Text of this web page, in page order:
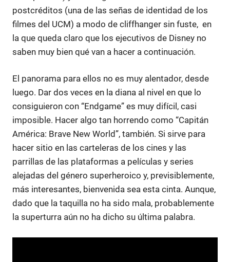
postcréditos (una de las señas de identidad de los
filmes del UCM) a modo de cliffhanger sin fuste, en
la que queda claro que los ejecutivos de Disney no
saben muy bien qué van a hacer a continuación.
El panorama para ellos no es muy alentador, desde
luego. Dar dos veces en la diana al nivel en que lo
consiguieron con “Endgame” es muy difícil, casi
imposible. Hacer algo tan horrendo como “Capitán
América: Brave New World”, también. Si sirve para
hacer sitio en las carteleras de los cines y las
parrillas de las plataformas a películas y series
alejadas del género superheroico y, previsiblemente,
más interesantes, bienvenida sea esta cinta. Aunque,
dado que la taquilla no ha sido mala, probablemente
la superturra aún no ha dicho su última palabra.